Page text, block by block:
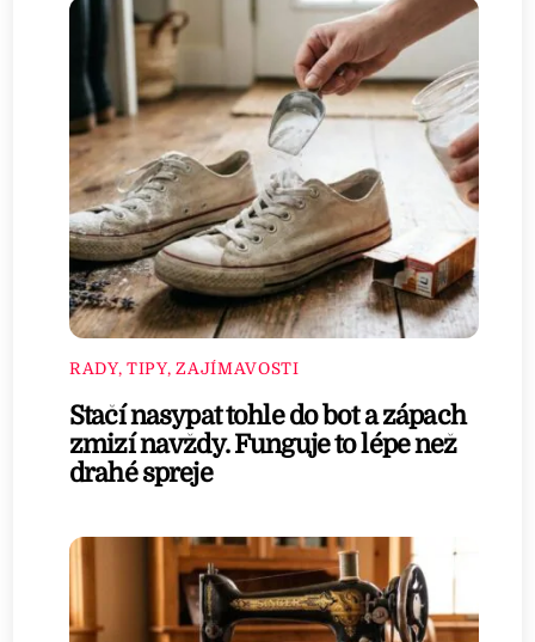
RADY, TIPY, ZAJÍMAVOSTI
Stačí nasypat tohle do bot a zápach
zmizí navždy. Funguje to lépe než
drahé spreje